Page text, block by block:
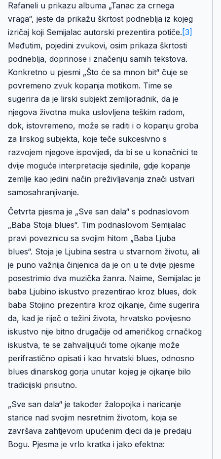
Rafaneli u prikazu albuma „Tanac za crnega
vraga“, jeste da prikažu škrtost podneblja iz kojeg
izričaj koji Semijalac autorski prezentira potiče. [3]
Međutim, pojedini zvukovi, osim prikaza škrtosti
podneblja, doprinose i značenju samih tekstova.
Konkretno u pjesmi „Što će sa mnon bit“ čuje se
povremeno zvuk kopanja motikom. Time se
sugerira da je lirski subjekt zemljoradnik, da je
njegova životna muka uslovljena teškim radom,
dok, istovremeno, može se raditi i o kopanju groba
za lirskog subjekta, koje teče sukcesivno s
razvojem njegove ispovijedi, da bi se u konačnici te
dvije moguće interpretacije sjedinile, gdje kopanje
zemlje kao jedini način preživljavanja znači ustvari
samosahranjivanje.
Četvrta pjesma je „Sve san dala“ s podnaslovom
„Baba Stoja blues“. Tim podnaslovom Semijalac
pravi poveznicu sa svojim hitom „Baba Ljuba
blues“. Stoja je Ljubina sestra u stvarnom životu, ali
je puno važnija činjenica da je on u te dvije pjesme
posestrimio dva muzička žanra. Naime, Semijalac je
baba Ljubino iskustvo prezentirao kroz blues, dok
baba Stojino prezentira kroz ojkanje, čime sugerira
da, kad je riječ o težini života, hrvatsko povijesno
iskustvo nije bitno drugačije od američkog crnačkog
iskustva, te se zahvaljujući tome ojkanje može
perifrastično opisati i kao hrvatski blues, odnosno
blues dinarskog gorja unutar kojeg je ojkanje bilo
tradicijski prisutno.
„Sve san dala“ je također žalopojka i naricanje
starice nad svojim nesretnim životom, koja se
završava zahtjevom upućenim djeci da je predaju
Bogu. Pjesma je vrlo kratka i jako efektna: